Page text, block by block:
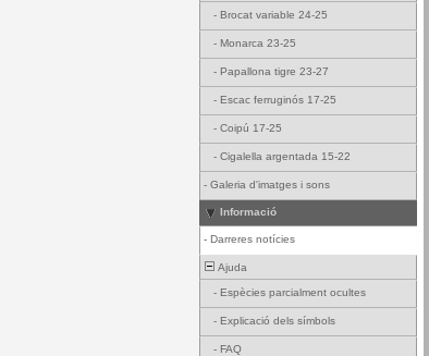
- Brocat variable 24-25
- Monarca 23-25
- Papallona tigre 23-27
- Escac ferruginós 17-25
- Coipú 17-25
- Cigalella argentada 15-22
- Galeria d'imatges i sons
Informació
- Darreres notícies
Ajuda
- Espècies parcialment ocultes
- Explicació dels símbols
- FAQ